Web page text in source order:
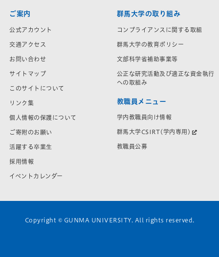
ご案内
公式アカウント
交通アクセス
お問い合わせ
サイトマップ
このサイトについて
リンク集
個人情報の保護について
ご寄附のお願い
活躍する卒業生
採用情報
イベントカレンダー
群馬大学の取り組み
コンプライアンスに関する取組
群馬大学の教育ポリシー
文部科学省補助事業等
公正な研究活動及び適正な資金執行
への取組み
教職員メニュー
学内教職員向け情報
群馬大学CSIRT(学内専用)
教職員公募
Copyright © GUNMA UNIVERSITY. All rights reserved.